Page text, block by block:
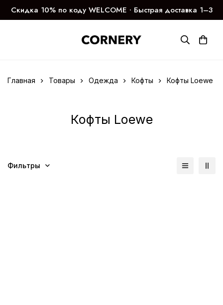
Скидка 10% по коду WELCOME ∙ Быстрая доставка 1–3
дня
Главная Товары Одежда Кофты Кофты Loewe
Кофты Loewe
Фильтры